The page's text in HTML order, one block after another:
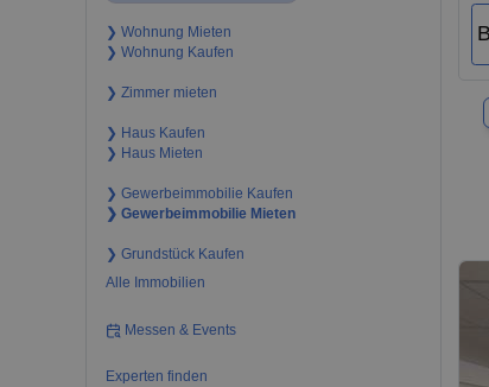
❯ Wohnung Mieten
❯ Wohnung Kaufen
❯ Zimmer mieten
❯ Haus Kaufen
❯ Haus Mieten
❯ Gewerbeimmobilie Kaufen
❯ Gewerbeimmobilie Mieten
❯ Grundstück Kaufen
Alle Immobilien
Messen & Events
Experten finden